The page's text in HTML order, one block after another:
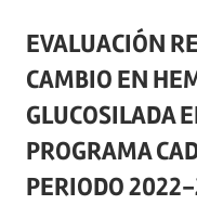
EVALUACIÓN
CAMBIO EN
GLUCOSILADA
PROGRAMA
PERIODO